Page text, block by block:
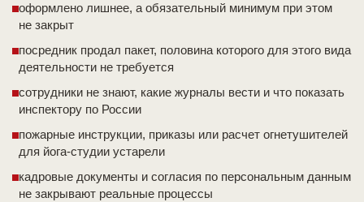
оформлено лишнее, а обязательный минимум при этом
не закрыт
посредник продал пакет, половина которого для этого вида
деятельности не требуется
сотрудники не знают, какие журналы вести и что показать
инспектору по России
пожарные инструкции, приказы или расчет огнетушителей
для йога-студии устарели
кадровые документы и согласия по персональным данным
не закрывают реальные процессы